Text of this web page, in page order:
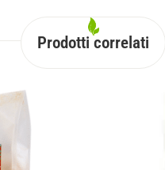
Prodotti correlati